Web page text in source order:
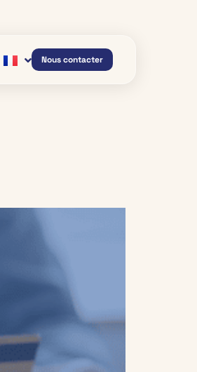
Nous contacter